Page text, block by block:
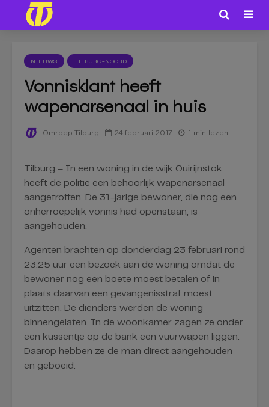
NIEUWS TILBURG-NOORD
Vonnisklant heeft
wapenarsenaal in huis
Omroep Tilburg 24 februari 2017 1 min. lezen
Tilburg – In een woning in de wijk Quirijnstok
heeft de politie een behoorlijk wapenarsenaal
aangetroffen. De 31-jarige bewoner, die nog een
onherroepelijk vonnis had openstaan, is
aangehouden.
Agenten brachten op donderdag 23 februari rond
23.25 uur een bezoek aan de woning omdat de
bewoner nog een boete moest betalen of in
plaats daarvan een gevangenisstraf moest
uitzitten. De dienders werden de woning
binnengelaten. In de woonkamer zagen ze onder
een kussentje op de bank een vuurwapen liggen.
Daarop hebben ze de man direct aangehouden
en geboeid.